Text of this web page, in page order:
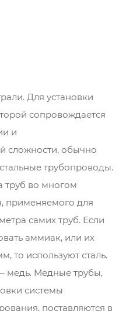
Для установки
сопровождается
и
сложности, обычно
трубопроводы.
труб во многом
применяемого для
самих труб. Если
аммиак, или их
то используют сталь.
– медь. Медные трубы,
системы
поставляются в